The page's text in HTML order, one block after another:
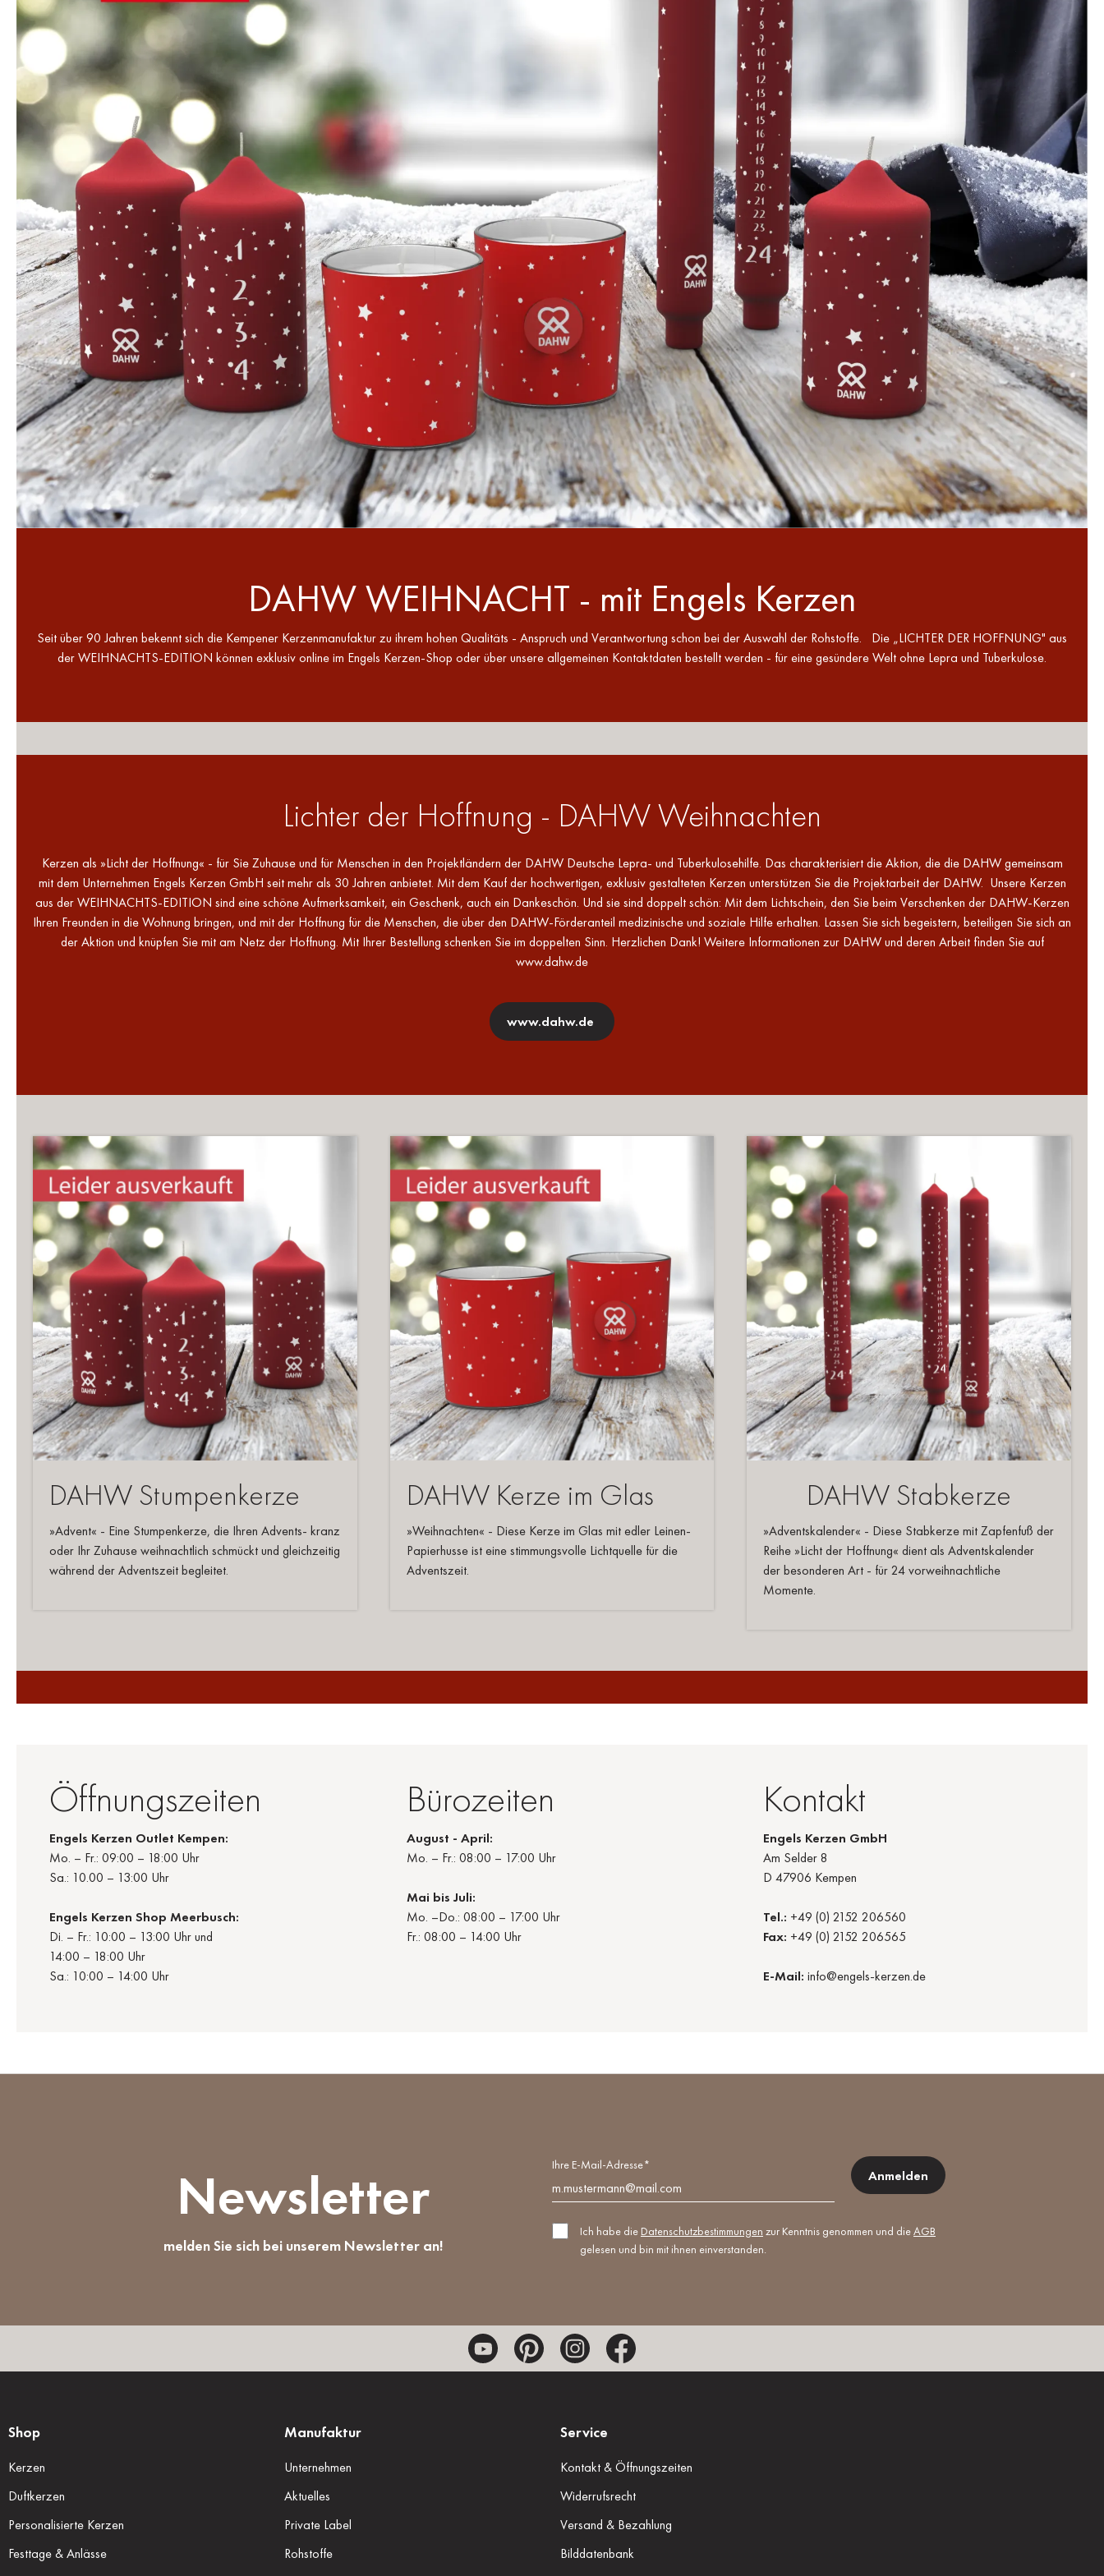
DAHW WEIHNACHT - mit Engels Kerzen
Seit über 90 Jahren bekennt sich die Kempener Kerzenmanufaktur zu ihrem hohen Qualitäts - Anspruch und Verantwortung schon bei der Auswahl der Rohstoffe. Die „LICHTER DER HOFFNUNG" aus
der WEIHNACHTS-EDITION können exklusiv online im Engels Kerzen-Shop oder über unsere allgemeinen Kontaktdaten bestellt werden - für eine gesündere Welt ohne Lepra und Tuberkulose.
Lichter der Hoffnung - DAHW Weihnachten
Kerzen als »Licht der Hoffnung« - für Sie Zuhause und für Menschen in den Projektländern der DAHW Deutsche Lepra- und Tuberkulosehilfe. Das charakterisiert die Aktion, die die DAHW gemeinsam
mit dem Unternehmen Engels Kerzen GmbH seit mehr als 30 Jahren anbietet. Mit dem Kauf der hochwertigen, exklusiv gestalteten Kerzen unterstützen Sie die Projektarbeit der DAHW. Unsere Kerzen
aus der WEIHNACHTS-EDITION sind eine schöne Aufmerksamkeit, ein Geschenk, auch ein Dankeschön. Und sie sind doppelt schön: Mit dem Lichtschein, den Sie beim Verschenken der DAHW-Kerzen
Ihren Freunden in die Wohnung bringen, und mit der Hoffnung für die Menschen, die über den DAHW-Förderanteil medizinische und soziale Hilfe erhalten. Lassen Sie sich begeistern, beteiligen Sie sich an
der Aktion und knüpfen Sie mit am Netz der Hoffnung. Mit Ihrer Bestellung schenken Sie im doppelten Sinn. Herzlichen Dank! Weitere Informationen zur DAHW und deren Arbeit finden Sie auf
www.dahw.de
www.dahw.de
DAHW Stumpenkerze
»Advent« - Eine Stumpenkerze, die Ihren Advents- kranz
oder Ihr Zuhause weihnachtlich schmückt und gleichzeitig
während der Adventszeit begleitet.
DAHW Kerze im Glas
»Weihnachten« - Diese Kerze im Glas mit edler Leinen-
Papierhusse ist eine stimmungsvolle Lichtquelle für die
Adventszeit.
DAHW Stabkerze
»Adventskalender« - Diese Stabkerze mit Zapfenfuß der
Reihe »Licht der Hoffnung« dient als Adventskalender
der besonderen Art - für 24 vorweihnachtliche
Momente.
Öffnungszeiten
Engels Kerzen Outlet Kempen:
Mo. – Fr.: 09:00 – 18:00 Uhr
Sa.: 10.00 – 13:00 Uhr
Engels Kerzen Shop Meerbusch:
Di. – Fr.: 10:00 – 13:00 Uhr und
14:00 – 18:00 Uhr
Sa.: 10:00 – 14:00 Uhr
Bürozeiten
August - April:
Mo. – Fr.: 08:00 – 17:00 Uhr
Mai bis Juli:
Mo. –Do.: 08:00 – 17:00 Uhr
Fr.: 08:00 – 14:00 Uhr
Kontakt
Engels Kerzen GmbH
Am Selder 8
D 47906 Kempen
Tel.: +49 (0) 2152 206560
Fax: +49 (0) 2152 206565
E-Mail: info@engels-kerzen.de
Newsletter
melden Sie sich bei unserem Newsletter an!
Ihre E-Mail-Adresse*
Anmelden
Ich habe die Datenschutzbestimmungen zur Kenntnis genommen und dieAGB
gelesen und bin mit ihnen einverstanden.
Shop
Kerzen
Duftkerzen
Personalisierte Kerzen
Festtage & Anlässe
Manufaktur
Unternehmen
Aktuelles
Private Label
Rohstoffe
Service
Kontakt & Öffnungszeiten
Widerrufsrecht
Versand & Bezahlung
Bilddatenbank